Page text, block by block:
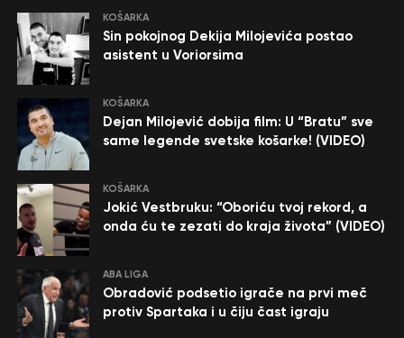
KOŠARKA
Sin pokojnog Dekija Milojevića postao
asistent u Voriorsima
KOŠARKA
Dejan Milojević dobija film: U “Bratu” sve
same legende svetske košarke! (VIDEO)
KOŠARKA
Jokić Vestbruku: “Oboriću tvoj rekord, a
onda ću te zezati do kraja života” (VIDEO)
ABA LIGA
Obradović podsetio igrače na prvi meč
protiv Spartaka i u čiju čast igraju